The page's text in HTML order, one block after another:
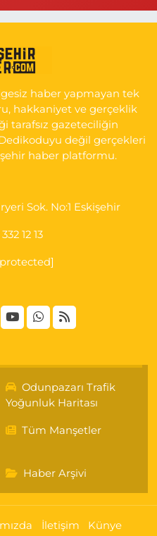
NO:35 A HAVA HASTANESİ
MERKEZİ KARŞISI
haber yapmayan tek
hakkaniyet ve gerçeklik
tarafsız gazeteciliğin
değil gerçekleri
haber platformu.
Sok. No:1 Eskişehir
12 13
Odunpazarı Trafik
Yoğunluk Haritası
Tüm Manşetler
Haber Arşivi
İletişim Künye